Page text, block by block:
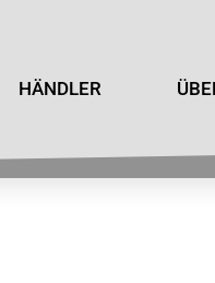
HÄNDLER